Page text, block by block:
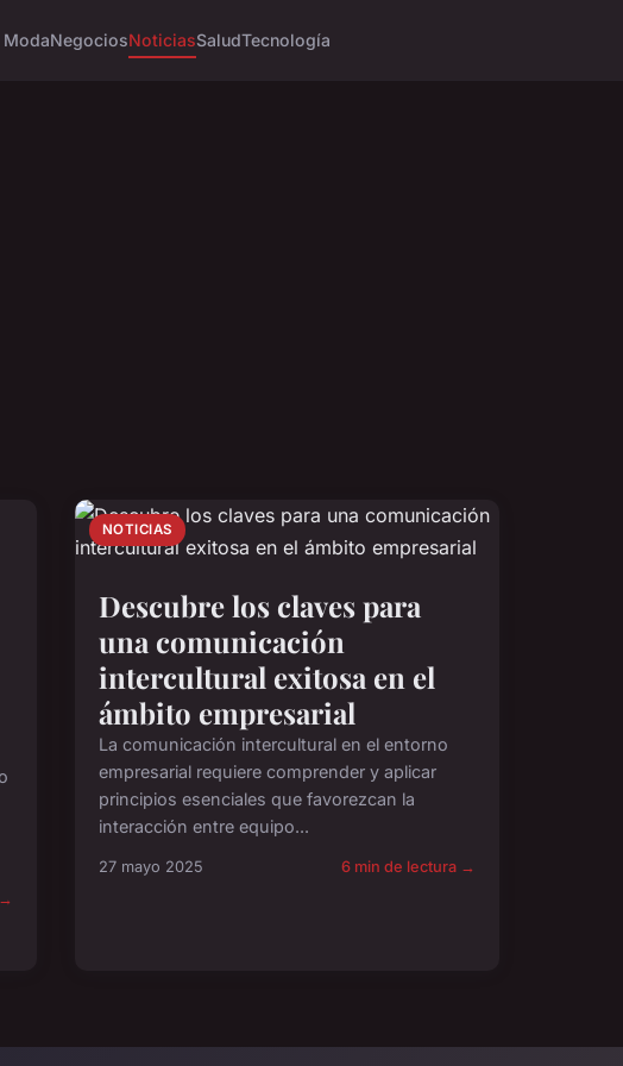
NegociosNoticiasSaludTecnología
NOTICIAS
Descubre los claves para
una comunicación
intercultural exitosa en el
ámbito empresarial
La comunicación intercultural en el entorno
empresarial requiere comprender y aplicar
principios esenciales que favorezcan la
interacción entre equipo...
27 mayo 2025 6 min de lectura →